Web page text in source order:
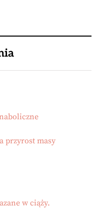
przyrost masy
w ciąży.